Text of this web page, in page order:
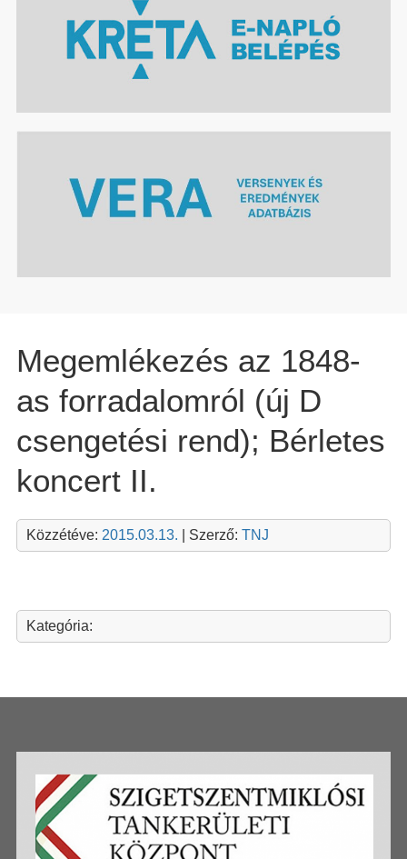
Megemlékezés az 1848-
as forradalomról (új D
csengetési rend); Bérletes
koncert II.
Közzétéve: 2015.03.13. | Szerző: TNJ
Kategória: